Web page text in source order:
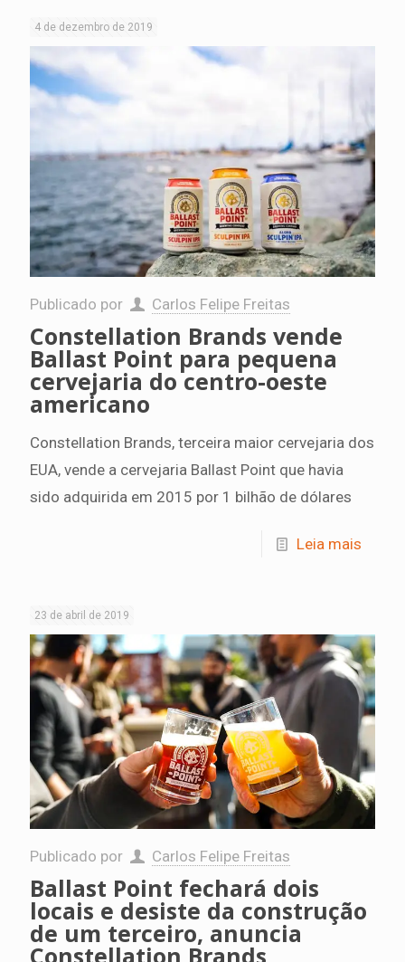
4 de dezembro de 2019
Publicado por Carlos Felipe Freitas
Constellation Brands vende
Ballast Point para pequena
cervejaria do centro-oeste
americano
Constellation Brands, terceira maior cervejaria dos
EUA, vende a cervejaria Ballast Point que havia
sido adquirida em 2015 por 1 bilhão de dólares
Leia mais
23 de abril de 2019
Publicado por Carlos Felipe Freitas
Ballast Point fechará dois
locais e desiste da construção
de um terceiro, anuncia
Constellation Brands